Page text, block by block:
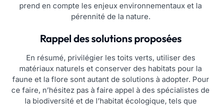
prend en compte les enjeux environnementaux et la
pérennité de la nature.
Rappel des solutions proposées
En résumé, privilégier les toits verts, utiliser des
matériaux naturels et conserver des habitats pour la
faune et la flore sont autant de solutions à adopter. Pour
ce faire, n’hésitez pas à faire appel à des spécialistes de
la biodiversité et de l’habitat écologique, tels que